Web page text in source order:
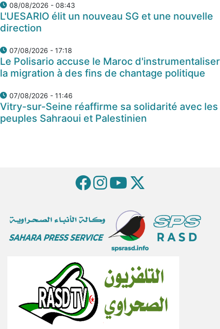
08/08/2026 - 08:43
L'UESARIO élit un nouveau SG et une nouvelle
direction
07/08/2026 - 17:18
Le Polisario accuse le Maroc d'instrumentaliser
la migration à des fins de chantage politique
07/08/2026 - 11:46
Vitry-sur-Seine réaffirme sa solidarité avec les
peuples Sahraoui et Palestinien